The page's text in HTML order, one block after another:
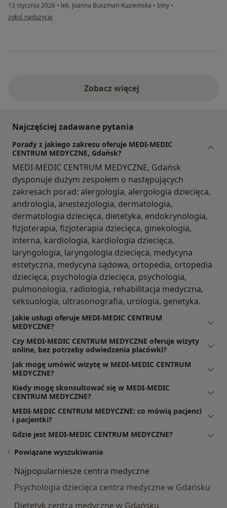
13 stycznia 2026 • lek. Joanna Buszman-Kuziemska • Inny •
w opinii użytkownika Julia
zgłoś nadużycie
Zobacz więcej
Najczęściej zadawane pytania
Porady z jakiego zakresu oferuje MEDI-MEDIC
CENTRUM MEDYCZNE, Gdańsk?
MEDI-MEDIC CENTRUM MEDYCZNE, Gdańsk
dysponuje dużym zespołem o następujących
zakresach porad: alergologia, alergologia dziecięca,
andrologia, anestezjologia, dermatologia,
dermatologia dziecięca, dietetyka, endokrynologia,
fizjoterapia, fizjoterapia dziecięca, ginekologia,
interna, kardiologia, kardiologia dziecięca,
laryngologia, laryngologia dziecięca, medycyna
estetyczna, medycyna sądowa, ortopedia, ortopedia
dziecięca, psychologia dziecięca, psychologia,
pulmonologia, radiologia, rehabilitacja medyczna,
seksuologia, ultrasonografia, urologia, genetyka.
Jakie usługi oferuje MEDI-MEDIC CENTRUM
MEDYCZNE?
Czy MEDI-MEDIC CENTRUM MEDYCZNE oferuje wizyty
online, bez potrzeby odwiedzenia placówki?
Jak mogę umówić wizytę w MEDI-MEDIC CENTRUM
MEDYCZNE?
Kiedy mogę skonsultować się w MEDI-MEDIC
CENTRUM MEDYCZNE?
MEDI-MEDIC CENTRUM MEDYCZNE: co mówią pacjenci
i pacjentki?
Gdzie jest MEDI-MEDIC CENTRUM MEDYCZNE?
Powiązane wyszukiwania
Najpopularniesze centra medyczne
Psychologia dziecięca centra medyczne w Gdańsku
Dietetyk centra medyczne w Gdańsku